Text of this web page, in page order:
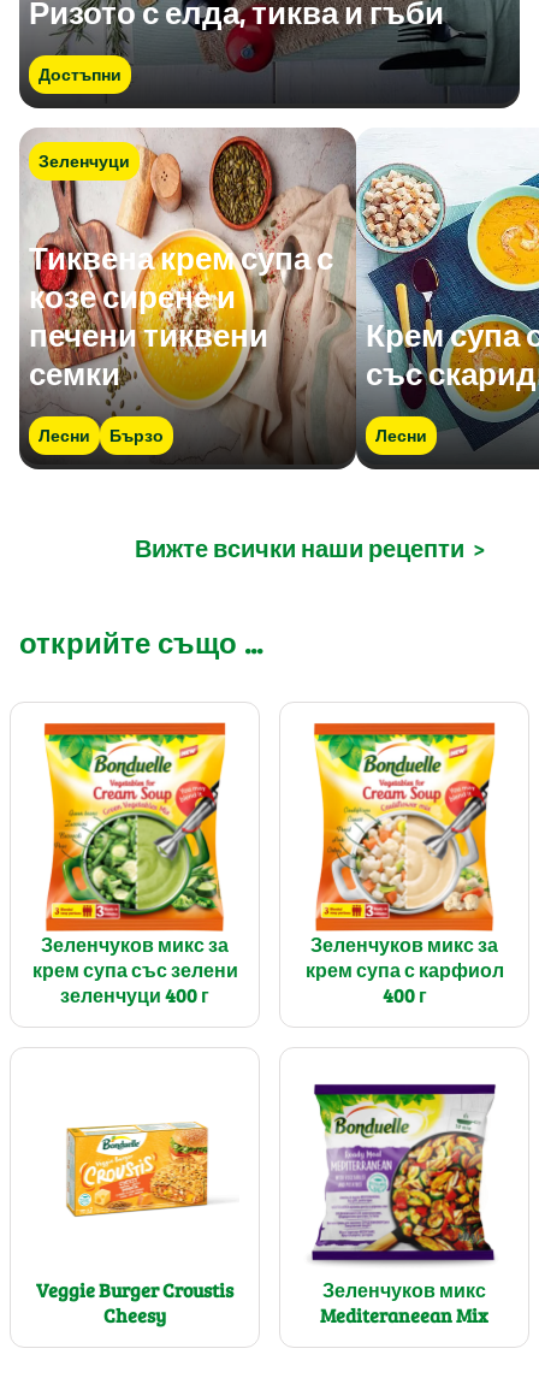
Ризото с елда, тиква и гъби
Достъпни
Зеленчуци
Тиквена крем супа с
козе сирене и
печени тиквени
семки
Лесни Бързо
Крем супа
със
Лесни
Вижте всички наши рецепти >
открийте също ...
Зеленчуков микс за
крем супа със зелени
зеленчуци 400 г
Зеленчуков микс за
крем супа с карфиол
400 г
Veggie Burger Croustis
Cheesy
Зеленчуков микс
Mediteraneean Mix